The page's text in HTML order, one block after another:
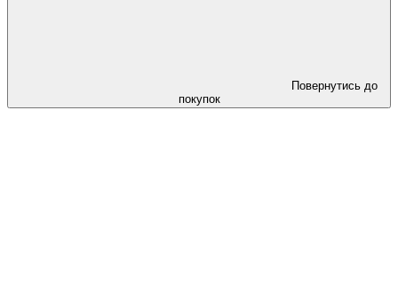
Повернутись до
покупок